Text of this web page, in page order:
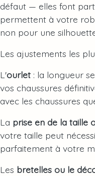
défaut — elles font
permettent à votre
non pour une
Les ajustements les
L'ourlet : la longueur
vos chaussures
avec les chaussures
La prise en de la taille
votre taille peut
parfaitement à votre
Les bretelles ou le